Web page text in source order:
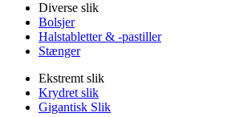
Diverse slik
Bolsjer
Halstabletter & -pastiller
Stænger
Ekstremt slik
Krydret slik
Gigantisk Slik